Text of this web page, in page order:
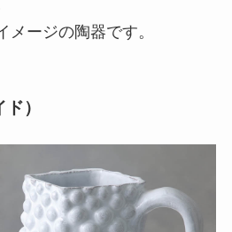
ージの陶器です。
）